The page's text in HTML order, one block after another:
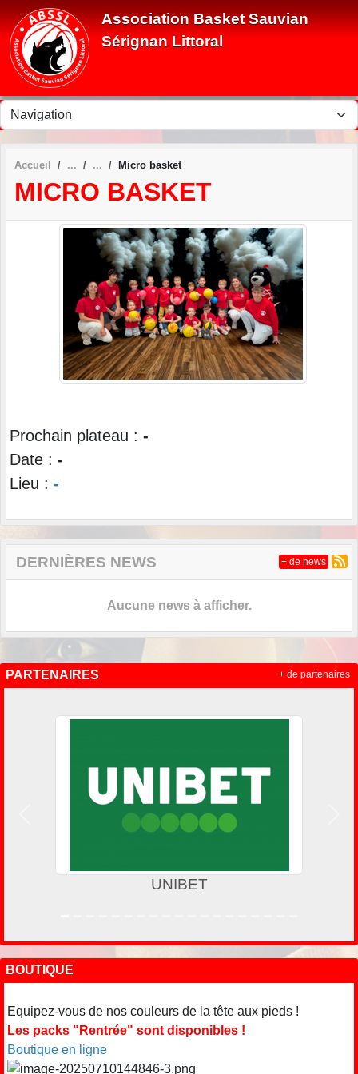
Association Basket Sauvian
Sérignan Littoral
Accueil Micro basket
MICRO BASKET
Prochain plateau : -
Date : -
Lieu : -
DERNIÈRES NEWS
Aucune news à afficher.
+ de news
PARTENAIRES
UNIBET
+ de partenaires
BOUTIQUE
Equipez-vous de nos couleurs de la tête aux pieds !
Les packs "Rentrée" sont disponibles !
Boutique en ligne
Panneau de gestion des cookies